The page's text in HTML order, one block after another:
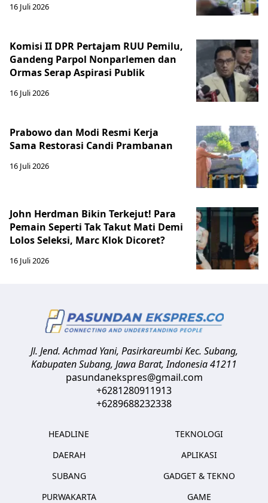
16 Juli 2026
Komisi II DPR Pertajam RUU Pemilu,
Gandeng Parpol Nonparlemen dan
Ormas Serap Aspirasi Publik
16 Juli 2026
Prabowo dan Modi Resmi Kerja
Sama Restorasi Candi Prambanan
16 Juli 2026
John Herdman Bikin Terkejut! Para
Pemain Seperti Tak Takut Mati Demi
Lolos Seleksi, Marc Klok Dicoret?
16 Juli 2026
Jl. Jend. Achmad Yani, Pasirkareumbi Kec. Subang,
Kabupaten Subang, Jawa Barat,Indonesia41211
pasundanekspres@gmail.com
+6281280911913
+6289688232338
HEADLINE
DAERAH
SUBANG
PURWAKARTA
TEKNOLOGI
APLIKASI
GADGET & TEKNO
GAME